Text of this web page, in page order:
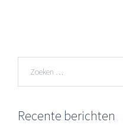
naar:
Recente berichten